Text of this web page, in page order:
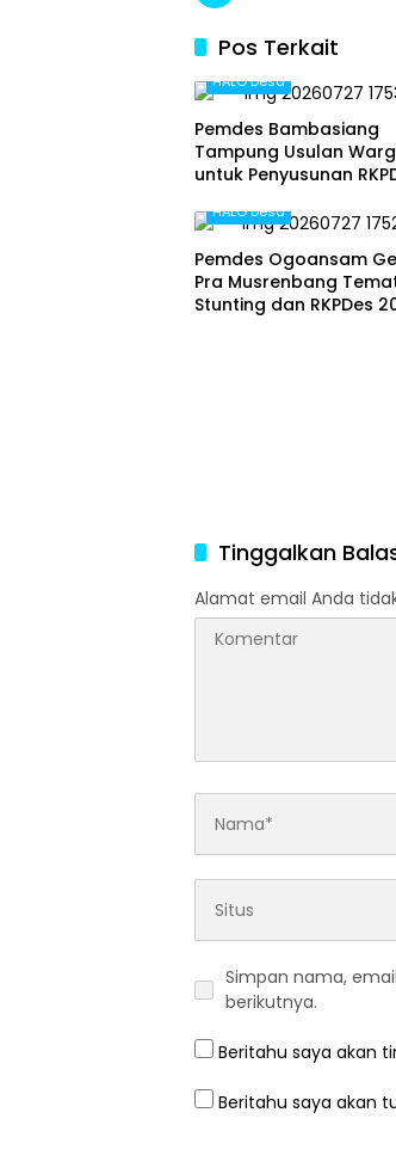
Pos Terkait
HALO Desa
Pemdes Bambasiang
Tampung Usulan
untuk Penyusunan
HALO Desa
Pemdes Ogoansam
Pra Musrenbang
Stunting dan RKPDes
Tinggalkan
Alamat email Anda
Simpan nama,
berikutnya.
Beritahu saya akan
Beritahu saya akan